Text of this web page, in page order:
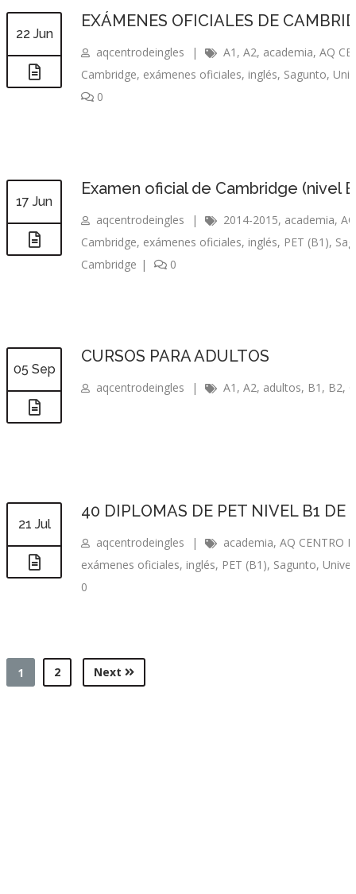
22 Jun
EXÁMENES OFICIALES DE
aqcentrodeingles | A1 , A2, academia, AQ
Cambridge, exámenes oficiales, inglés, Sagunto,
0
17 Jun
Examen oficial de Cambridge (nivel
aqcentrodeingles | 2014-2015, academia,
Cambridge, exámenes oficiales, inglés, PET (B1),
Cambridge | 0
05 Sep
CURSOS PARA ADULTOS
aqcentrodeingles | A1 , A2, adultos, B1 , B2,
21 Jul
40 DIPLOMAS DE PET NIVEL B1
aqcentrodeingles | academia, AQ CENTRO
exámenes oficiales, inglés, PET (B1), Sagunto,
0
1 2 Next